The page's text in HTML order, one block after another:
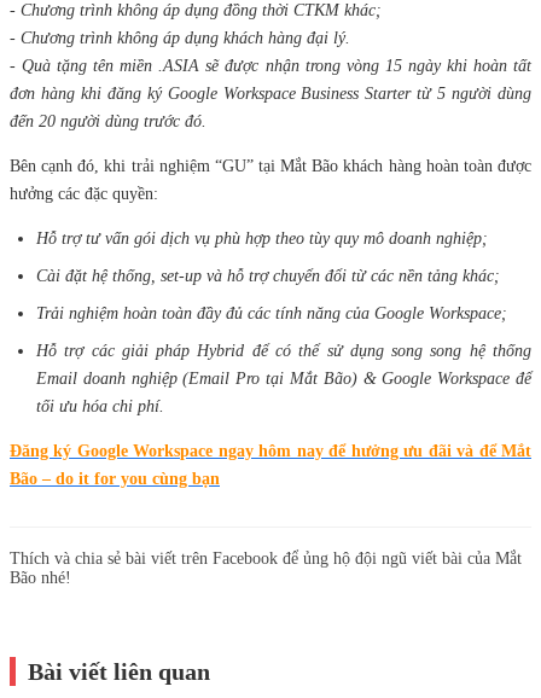
- Chương trình không áp dụng đồng thời CTKM khác;
- Chương trình không áp dụng khách hàng đại lý.
- Quà tặng tên miền .ASIA sẽ được nhận trong vòng 15 ngày khi hoàn tất
đơn hàng khi đăng ký Google Workspace Business Starter từ 5 người dùng
đến 20 người dùng trước đó.
Bên cạnh đó, khi trải nghiệm “GU” tại Mắt Bão khách hàng hoàn toàn được
hưởng các đặc quyền:
Hỗ trợ tư vấn gói dịch vụ phù hợp theo tùy quy mô doanh nghiệp;
Cài đặt hệ thống, set-up và hỗ trợ chuyển đổi từ các nền tảng khác;
Trải nghiệm hoàn toàn đầy đủ các tính năng của Google Workspace;
Hỗ trợ các giải pháp Hybrid để có thể sử dụng song song hệ thống
Email doanh nghiệp (Email Pro tại Mắt Bão) & Google Workspace để
tối ưu hóa chi phí.
Đăng ký Google Workspace ngay hôm nay để hưởng ưu đãi và để Mắt
Bão – do it for you cùng bạn
Thích và chia sẻ bài viết trên Facebook để ủng hộ đội ngũ viết bài của Mắt
Bão nhé!
Bài viết liên quan